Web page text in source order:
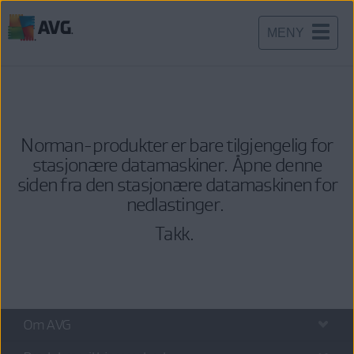
MENY
Norman-produkter er bare tilgjengelig for
stasjonære datamaskiner. Åpne denne
siden fra den stasjonære datamaskinen for
nedlastinger.
Takk.
Om AVG